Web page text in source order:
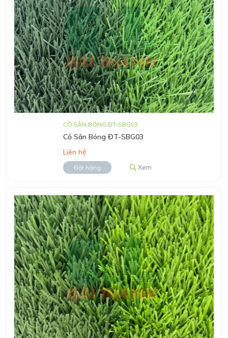
CỎ SÂN BÓNG ĐT-SBG03
Cỏ Sân Bóng ĐT-SBG03
Liên hệ
Đặt hàng Xem